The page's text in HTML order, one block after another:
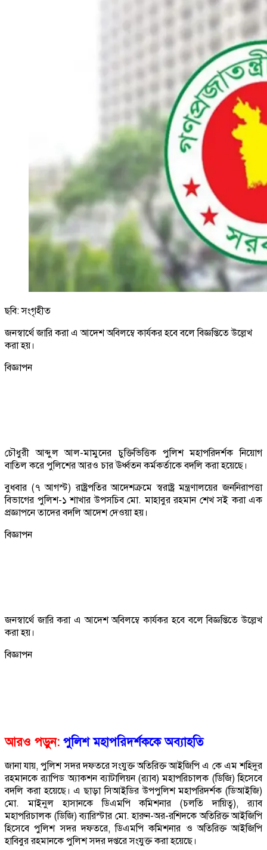
ছবি: সংগৃহীত
জনস্বার্থে জারি করা এ আদেশ অবিলম্বে কার্যকর হবে বলে বিজ্ঞপ্তিতে উল্লেখ
করা হয়।
বিজ্ঞাপন
চৌধুরী আব্দুল আল-মামুনের চুক্তিভিত্তিক পুলিশ মহাপরিদর্শক নিয়োগ
বাতিল করে পুলিশের আরও চার ঊর্ধ্বতন কর্মকর্তাকে বদলি করা হয়েছে।
বুধবার (৭ আগস্ট) রাষ্ট্রপতির আদেশক্রমে স্বরাষ্ট্র মন্ত্রণালয়ের জননিরাপত্তা
বিভাগের পুলিশ-১ শাখার উপসচিব মো. মাহাবুর রহমান শেখ সই করা এক
প্রজ্ঞাপনে তাদের বদলি আদেশ দেওয়া হয়।
বিজ্ঞাপন
জনস্বার্থে জারি করা এ আদেশ অবিলম্বে কার্যকর হবে বলে বিজ্ঞপ্তিতে উল্লেখ
করা হয়।
বিজ্ঞাপন
আরও পড়ুন: পুলিশ মহাপরিদর্শককে অব্যাহতি
জানা যায়, পুলিশ সদর দফতরে সংযুক্ত অতিরিক্ত আইজিপি এ কে এম শহিদুর
রহমানকে র‍্যাপিড অ্যাকশন ব্যাটালিয়ন (র‍্যাব) মহাপরিচালক (ডিজি) হিসেবে
বদলি করা হয়েছে। এ ছাড়া সিআইডির উপপুলিশ মহাপরিদর্শক (ডিআইজি)
মো. মাইনুল হাসানকে ডিএমপি কমিশনার (চলতি দায়িত্ব), র‍্যাব
মহাপরিচালক (ডিজি) ব্যারিস্টার মো. হারুন-অর-রশিদকে অতিরিক্ত আইজিপি
হিসেবে পুলিশ সদর দফতরে, ডিএমপি কমিশনার ও অতিরিক্ত আইজিপি
হাবিবুর রহমানকে পুলিশ সদর দপ্তরে সংযুক্ত করা হয়েছে।